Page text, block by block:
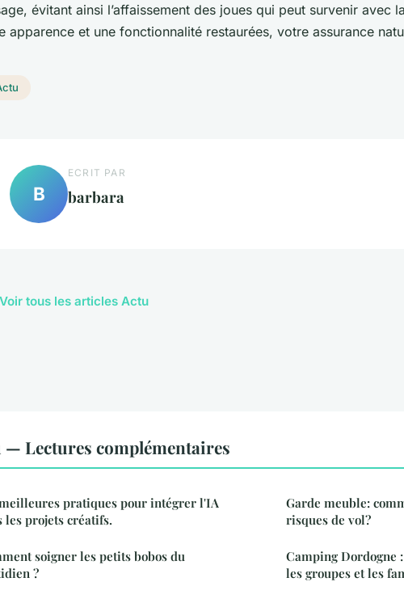
évitant ainsi l’affaissement des joues qui peut survenir avec
apparence et une fonctionnalité restaurées, votre assurance
B
ECRIT PAR
barbara
tous les articles Actu
— Lectures complémentaires
pratiques pour intégrer l'IA
les projets créatifs.
soigner les petits bobos du
?
Garde meuble:
risques de vol?
Camping Dordogne : destination idéale pour
les groupes et les